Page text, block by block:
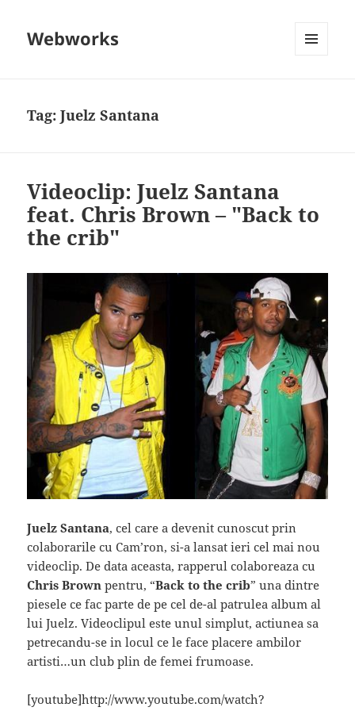
Webworks
Tag:Juelz Santana
Videoclip: Juelz Santana
feat. Chris Brown – "Back to
the crib"
Juelz Santana, cel care a devenit cunoscut prin
colaborarile cu Cam’ron, si-a lansat ieri cel mai nou
videoclip. De data aceasta, rapperul colaboreaza cu
Chris Brown pentru, “Back to the crib” una dintre
piesele ce fac parte de pe cel de-al patrulea album al
lui Juelz. Videoclipul este unul simplut, actiunea sa
petrecandu-se in locul ce le face placere ambilor
artisti…un club plin de femei frumoase.
[youtube]http://www.youtube.com/watch?